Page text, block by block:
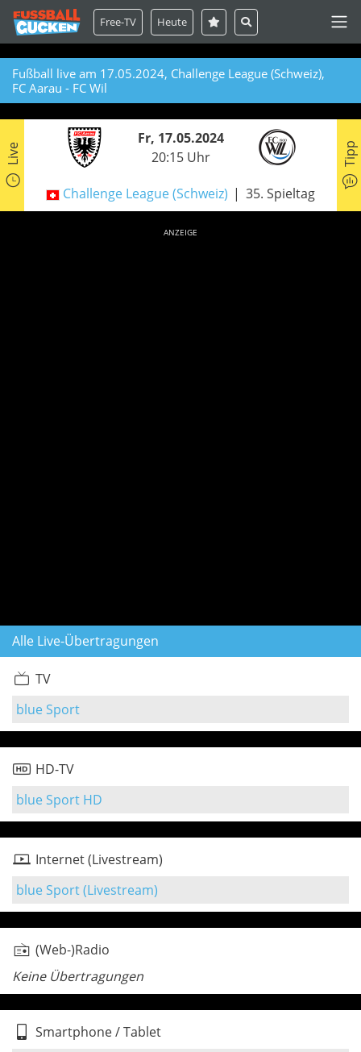
Free-TV Heute
Fußball live am 17.05.2024, Challenge League (Schweiz),
FC Aarau - FC Wil
Live
Fr, 17.05.2024
20:15 Uhr
Challenge League (Schweiz) 35. Spieltag
Tipp
ANZEIGE
Alle Live-Übertragungen
TV
blue Sport
HD-TV
blue Sport HD
Internet (Livestream)
blue Sport (Livestream)
(Web-)Radio
Keine Übertragungen
Smartphone / Tablet